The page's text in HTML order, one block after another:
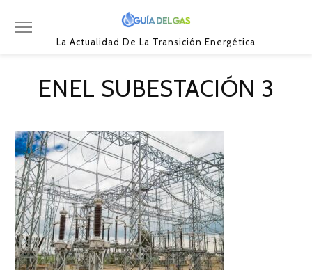
La Actualidad De La Transición Energética
ENEL SUBESTACIÓN 3